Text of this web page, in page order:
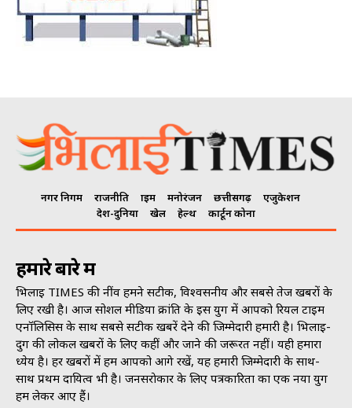
नगर निगम राजनीति क्राइम मनोरंजन छत्तीसगढ़
एजुकेशन
देश-दुनिया
खेल हेल्थ कार्टून कोना
हमारे बारे में
भिलाई TIMES की नींव हमने सटीक, विश्वसनीय और सबसे तेज खबरों के
लिए रखी है। आज सोशल मीडिया क्रांति के इस युग में आपको रियल टाइम
एनॉलिसिस के साथ सबसे सटीक खबरें देने की जिम्मेदारी हमारी है। भिलाई-
दुर्ग की लोकल खबरों के लिए कहीं और जाने की जरूरत नहीं। यही हमारा
ध्येय है। हर खबरों में हम आपको आगे रखें, यह हमारी जिम्मेदारी के साथ-
साथ प्रथम दायित्व भी है। जनसराेकार के लिए पत्रकारिता का एक नया युग
हम लेकर आए हैं।